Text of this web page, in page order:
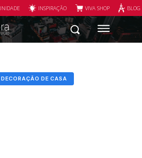
INSPIRAÇÃO VIVA SHOP
DECORAÇÃO DE CASA